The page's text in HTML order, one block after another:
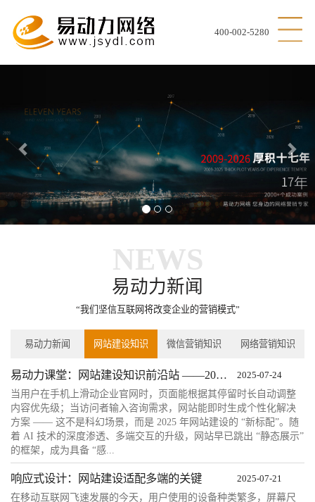
400-002-5280
Previous
NEWS
易动力新闻
“我们坚信互联网将改变企业的营销模式”
易动力新闻 网站建设知识 微信营销知识 网络营销知识
易动力课堂：网站建设知识前沿站 ——2025 年网站建设趋势：从 “能用” 到 ... 2025-07-24
当用户在手机上滑动企业官网时，页面能根据其停留时长自动调整
内容优先级；当访问者输入咨询需求，网站能即时生成个性化解决
方案 —— 这不是科幻场景，而是 2025 年网站建设的 “新标配”。随
着 AI 技术的深度渗透、多端交互的升级，网站早已跳出 “静态展示”
的框架，成为具备 “感...
响应式设计：网站建设适配多端的关键 2025-07-21
在移动互联网飞速发展的今天，用户使用的设备种类繁多，屏幕尺